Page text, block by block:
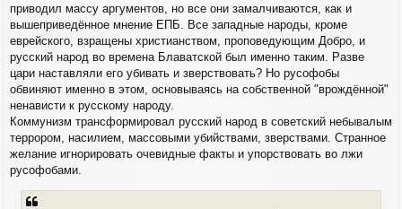
приводил массу аргументов, но все они замалчиваются, как и
вышеприведённое мнение ЕПБ. Все западные народы, кроме
еврейского, взращены христианством, проповедующим Добро, и
русский народ во времена Блаватской был именно таким. Разве
цари наставляли его убивать и зверствовать? Но русофобы
обвиняют именно в этом, основываясь на собственной "врождённой"
ненависти к русскому народу.
Коммунизм трансформировал русский народ в советский небывалым
террором, насилием, массовыми убийствами, зверствами. Странное
желание игнорировать очевидные факты и упорствовать во лжи
русофобами.